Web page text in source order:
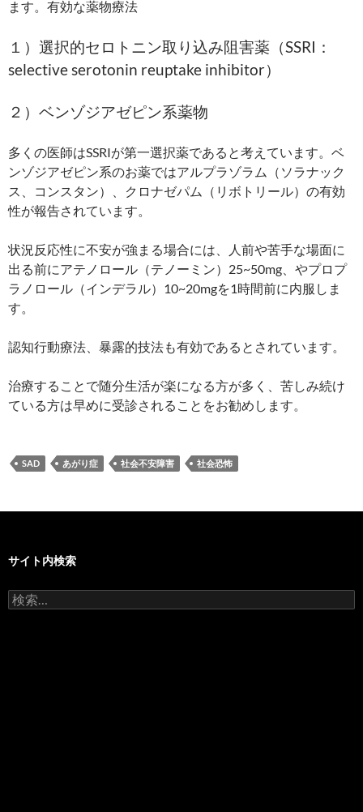
ます。有効な薬物療法
１）選択的セロトニン取り込み阻害薬（SSRI：
selective serotonin reuptake inhibitor）
２）ベンゾジアゼピン系薬物
多くの医師はSSRIが第一選択薬であると考えています。ベ
ンゾジアゼピン系のお薬ではアルプラゾラム（ソラナック
ス、コンスタン）、クロナゼパム（リボトリール）の有効
性が報告されています。
状況反応性に不安が強まる場合には、人前や苦手な場面に
出る前にアテノロール（テノーミン）25~50mg、やプロプ
ラノロール（インデラル）10~20mgを1時間前に内服しま
す。
認知行動療法、暴露的技法も有効であるとされています。
治療することで随分生活が楽になる方が多く、苦しみ続け
ている方は早めに受診されることをお勧めします。
SAD あがり症 社会不安障害 社会恐怖
サイト内検索
検
索: